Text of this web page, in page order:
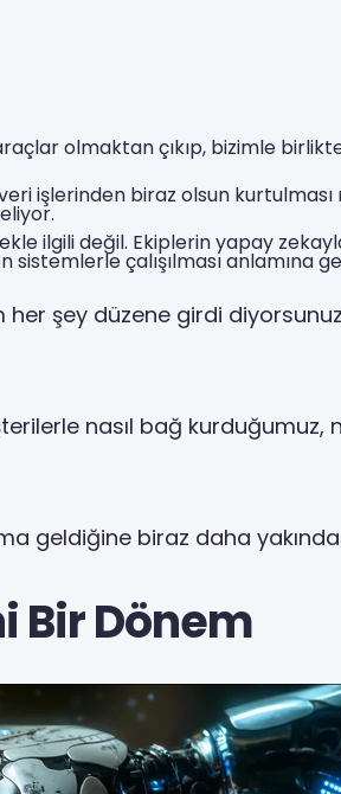
olmaktan çıkıp, bizimle
işlerinden biraz olsun
ilgili değil. Ekiplerin yapay
çalışılması anlamına
şey düzene girdi
nasıl bağ kurduğumuz,
geldiğine biraz daha
Bir Dönem